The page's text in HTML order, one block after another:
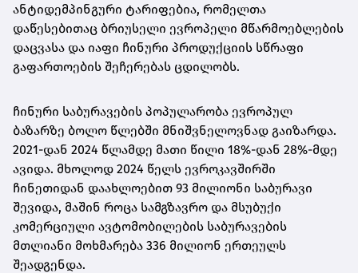
ანტიდემპინგური ტარიფებია, რომელთა
დაწესებითაც ბრიუსელი ევროპელი მწარმოებლების
დაცვასა და იაფი ჩინური პროდუქციის სწრაფი
გაფართოების შეჩერებას ცდილობს.
ჩინური საბურავების პოპულარობა ევროპულ
ბაზარზე ბოლო წლებში მნიშვნელოვნად გაიზარდა.
2021-დან 2024 წლამდე მათი წილი 18%-დან 28%-მდე
ავიდა. მხოლოდ 2024 წელს ევროკავშირში
ჩინეთიდან დაახლოებით 93 მილიონი საბურავი
შევიდა, მაშინ როცა სამგზავრო და მსუბუქი
კომერციული ავტომობილების საბურავების
მთლიანი მოხმარება 336 მილიონ ერთეულს
შეადგენდა.